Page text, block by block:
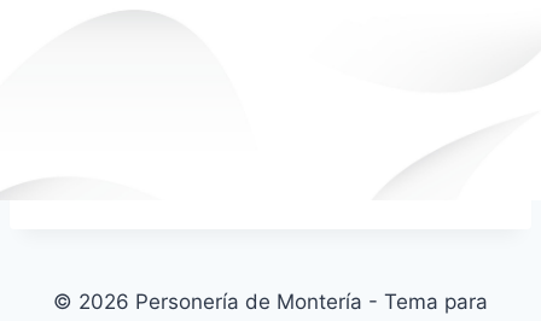
© 2026 Personería de Montería - Tema para